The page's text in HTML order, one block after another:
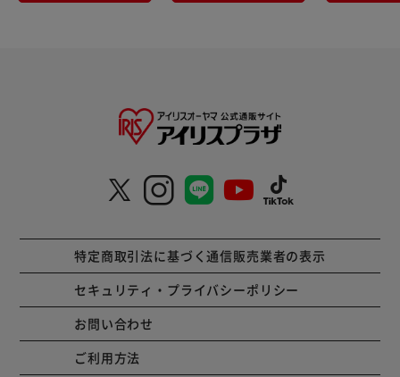
特定商取引法に基づく通信販売業者の表示
セキュリティ・プライバシーポリシー
お問い合わせ
ご利用方法